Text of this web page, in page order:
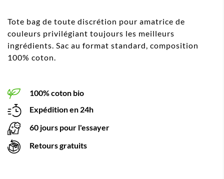
Tote bag de toute discrétion pour amatrice de
couleurs privilégiant toujours les meilleurs
ingrédients. Sac au format standard, composition
100% coton.
100% coton bio
Expédition en 24h
60 jours pour l'essayer
Retours gratuits